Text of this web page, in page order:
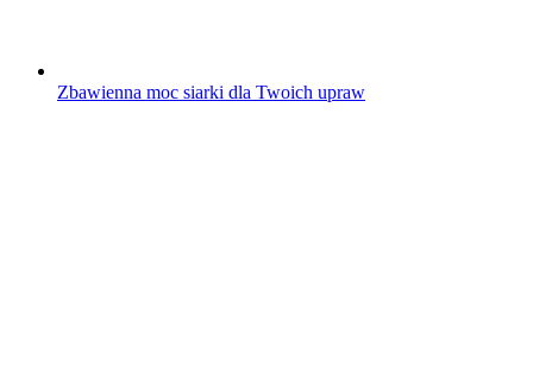
Zbawienna moc siarki dla Twoich upraw